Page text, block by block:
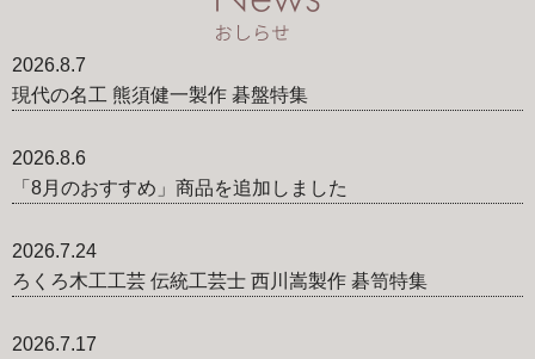
2026.8.7
現代の名工 熊須健一製作 碁盤特集
2026.8.6
「8月のおすすめ」商品を追加しました
2026.7.24
ろくろ木工工芸 伝統工芸士 西川嵩製作 碁笥特集
2026.7.17